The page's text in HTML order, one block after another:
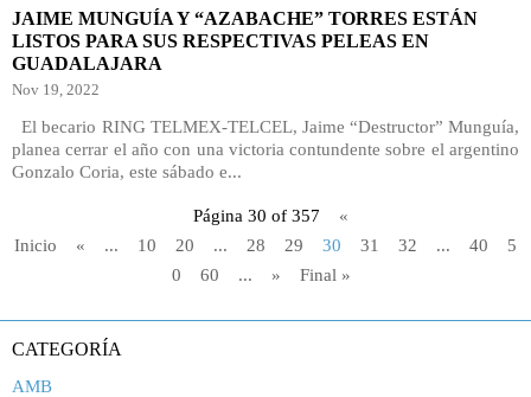
JAIME MUNGUÍA Y “AZABACHE” TORRES ESTÁN
LISTOS PARA SUS RESPECTIVAS PELEAS EN
GUADALAJARA
Nov 19, 2022
El becario RING TELMEX-TELCEL, Jaime “Destructor” Munguía,
planea cerrar el año con una victoria contundente sobre el argentino
Gonzalo Coria, este sábado e...
Página 30 of 357
«
Inicio
« ... 10 20 ... 28 29 30 31 32 ... 40
5
0
60 ... » Final »
CATEGORÍA
AMB